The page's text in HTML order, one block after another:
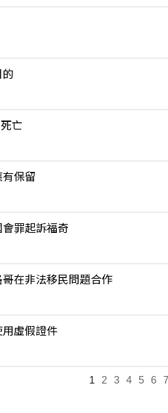
亡
保留
罪起訴福奇
在非法移民問題合作
虛假證件
1 2 3 4 5 6 7